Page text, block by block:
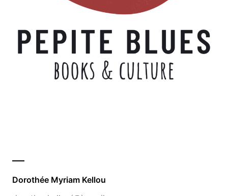
Dorothée Myriam Kellou